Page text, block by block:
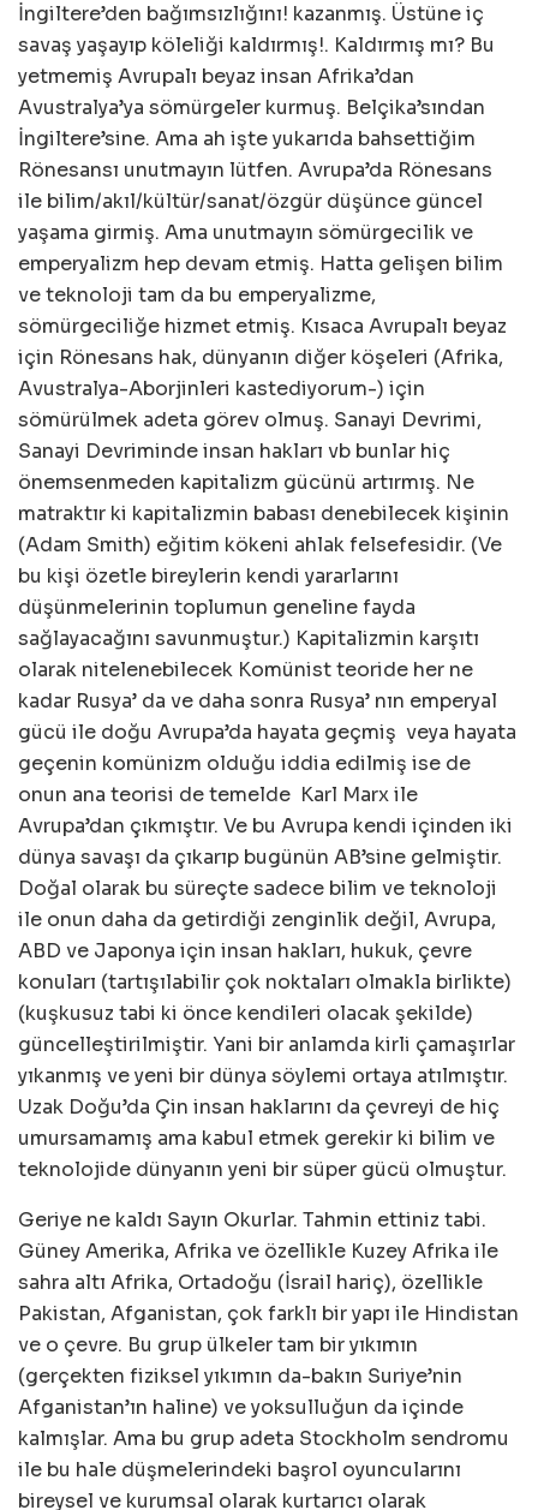
İngiltere’den bağımsızlığını! kazanmış. Üstüne iç
savaş yaşayıp köleliği kaldırmış!. Kaldırmış mı? Bu
yetmemiş Avrupalı beyaz insan Afrika’dan
Avustralya’ya sömürgeler kurmuş. Belçika’sından
İngiltere’sine. Ama ah işte yukarıda bahsettiğim
Rönesansı unutmayın lütfen. Avrupa’da Rönesans
ile bilim/akıl/kültür/sanat/özgür düşünce güncel
yaşama girmiş. Ama unutmayın sömürgecilik ve
emperyalizm hep devam etmiş. Hatta gelişen bilim
ve teknoloji tam da bu emperyalizme,
sömürgeciliğe hizmet etmiş. Kısaca Avrupalı beyaz
için Rönesans hak, dünyanın diğer köşeleri (Afrika,
Avustralya-Aborjinleri kastediyorum-) için
sömürülmek adeta görev olmuş. Sanayi Devrimi,
Sanayi Devriminde insan hakları vb bunlar hiç
önemsenmeden kapitalizm gücünü artırmış. Ne
matraktır ki kapitalizmin babası denebilecek kişinin
(Adam Smith) eğitim kökeni ahlak felsefesidir. (Ve
bu kişi özetle bireylerin kendi yararlarını
düşünmelerinin toplumun geneline fayda
sağlayacağını savunmuştur.) Kapitalizmin karşıtı
olarak nitelenebilecek Komünist teoride her ne
kadar Rusya’ da ve daha sonra Rusya’ nın emperyal
gücü ile doğu Avrupa’da hayata geçmiş veya hayata
geçenin komünizm olduğu iddia edilmiş ise de
onun ana teorisi de temelde Karl Marx ile
Avrupa’dan çıkmıştır. Ve bu Avrupa kendi içinden iki
dünya savaşı da çıkarıp bugünün AB’sine gelmiştir.
Doğal olarak bu süreçte sadece bilim ve teknoloji
ile onun daha da getirdiği zenginlik değil, Avrupa,
ABD ve Japonya için insan hakları, hukuk, çevre
konuları (tartışılabilir çok noktaları olmakla birlikte)
(kuşkusuz tabi ki önce kendileri olacak şekilde)
güncelleştirilmiştir. Yani bir anlamda kirli çamaşırlar
yıkanmış ve yeni bir dünya söylemi ortaya atılmıştır.
Uzak Doğu’da Çin insan haklarını da çevreyi de hiç
umursamamış ama kabul etmek gerekir ki bilim ve
teknolojide dünyanın yeni bir süper gücü olmuştur.
Geriye ne kaldı Sayın Okurlar. Tahmin ettiniz tabi.
Güney Amerika, Afrika ve özellikle Kuzey Afrika ile
sahra altı Afrika, Ortadoğu (İsrail hariç), özellikle
Pakistan, Afganistan, çok farklı bir yapı ile Hindistan
ve o çevre. Bu grup ülkeler tam bir yıkımın
(gerçekten fiziksel yıkımın da-bakın Suriye’nin
Afganistan’ın haline) ve yoksulluğun da içinde
kalmışlar. Ama bu grup adeta Stockholm sendromu
ile bu hale düşmelerindeki başrol oyuncularını
bireysel ve kurumsal olarak kurtarıcı olarak